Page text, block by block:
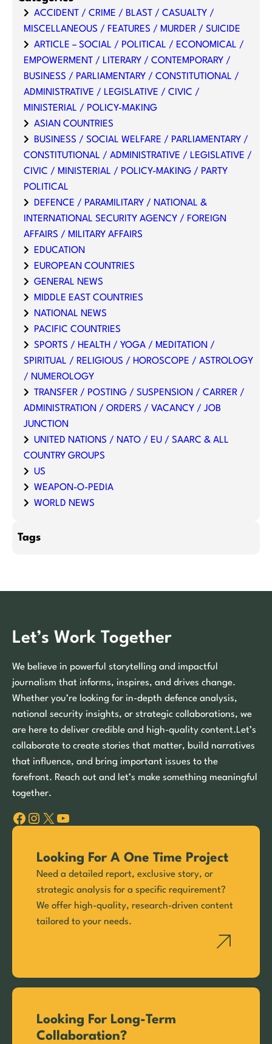
ACCIDENT / CRIME / BLAST / CASUALTY /
MISCELLANEOUS / FEATURES / MURDER / SUICIDE
ARTICLE – SOCIAL / POLITICAL / ECONOMICAL /
EMPOWERMENT / LITERARY / CONTEMPORARY /
BUSINESS / PARLIAMENTARY / CONSTITUTIONAL /
ADMINISTRATIVE / LEGISLATIVE / CIVIC /
MINISTERIAL / POLICY-MAKING
ASIAN COUNTRIES
BUSINESS / SOCIAL WELFARE / PARLIAMENTARY /
CONSTITUTIONAL / ADMINISTRATIVE / LEGISLATIVE /
CIVIC / MINISTERIAL / POLICY-MAKING / PARTY
POLITICAL
DEFENCE / PARAMILITARY / NATIONAL &
INTERNATIONAL SECURITY AGENCY / FOREIGN
AFFAIRS / MILITARY AFFAIRS
EDUCATION
EUROPEAN COUNTRIES
GENERAL NEWS
MIDDLE EAST COUNTRIES
NATIONAL NEWS
PACIFIC COUNTRIES
SPORTS / HEALTH / YOGA / MEDITATION /
SPIRITUAL / RELIGIOUS / HOROSCOPE / ASTROLOGY
/ NUMEROLOGY
TRANSFER / POSTING / SUSPENSION / CARRER /
ADMINISTRATION / ORDERS / VACANCY / JOB
JUNCTION
UNITED NATIONS / NATO / EU / SAARC & ALL
COUNTRY GROUPS
US
WEAPON-O-PEDIA
WORLD NEWS
Tags
Let’s Work Together
We believe in powerful storytelling and impactful
journalism that informs, inspires, and drives change.
Whether you’re looking for in-depth defence analysis,
national security insights, or strategic collaborations, we
are here to deliver credible and high-quality content.Let’s
collaborate to create stories that matter, build narratives
that influence, and bring important issues to the
forefront. Reach out and let’s make something meaningful
together.
Facebook Instagram X YouTube
Looking For A One Time Project
Need a detailed report, exclusive story, or
strategic analysis for a specific requirement?
We offer high-quality, research-driven content
tailored to your needs.
Looking For Long-Term
Collaboration?